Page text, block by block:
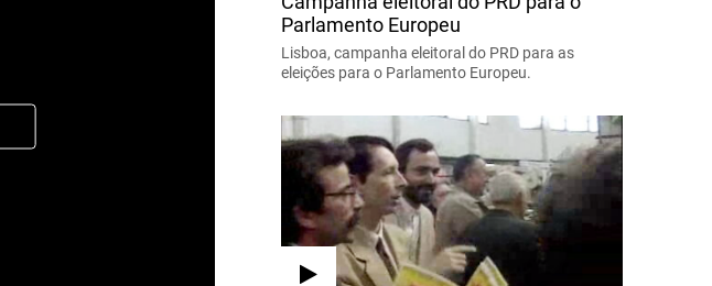
Parlamento Europeu
Lisboa, campanha eleitoral do PRD para as
eleições para o Parlamento Europeu.